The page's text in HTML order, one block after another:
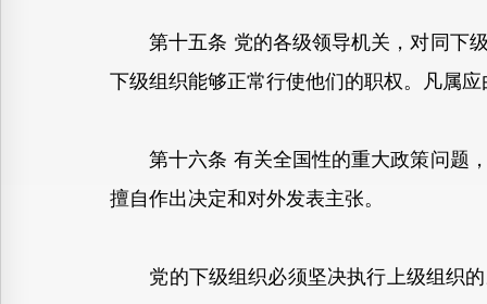
第十五条 党的各级领导机关，对同下级
下级组织能够正常行使他们的职权。凡属
第十六条 有关全国性的重大政策问题，
擅自作出决定和对外发表主张。
党的下级组织必须坚决执行上级组织的